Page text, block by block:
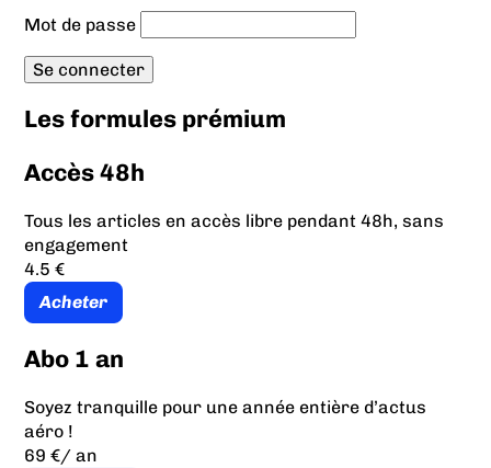
Mot de passe
Les formules prémium
Accès 48h
Tous les articles en accès libre pendant 48h, sans
engagement
4.5 €
Acheter
Abo 1 an
Soyez tranquille pour une année entière d’actus
aéro !
69 €/ an